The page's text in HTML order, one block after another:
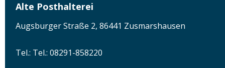
Alte Posthalterei
Augsburger Straße 2, 86441 Zusmarshausen
Tel.: Tel.: 08291-858220